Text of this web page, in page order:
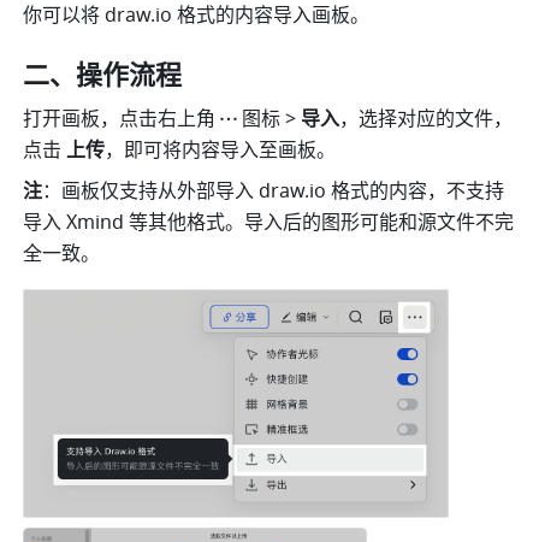
你可以将 draw.io 格式的内容导入画板。
二、操作流程
打开画板，点击右上角 图标 > 导入，选择对应的文件，
点击 上传，即可将内容导入至画板。
注：画板仅支持从外部导入 draw.io 格式的内容，不支持
导入 Xmind 等其他格式。导入后的图形可能和源文件不完
全一致。